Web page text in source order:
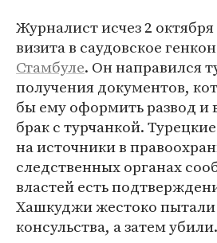
Журналист исчез 2
визита в саудовское
Стамбуле. Он направился
получения документов,
бы ему оформить развод и
брак с турчанкой.
на источники в
следственных органах
властей есть
Хашкуджи жестоко пытали
консульства, а затем убили.